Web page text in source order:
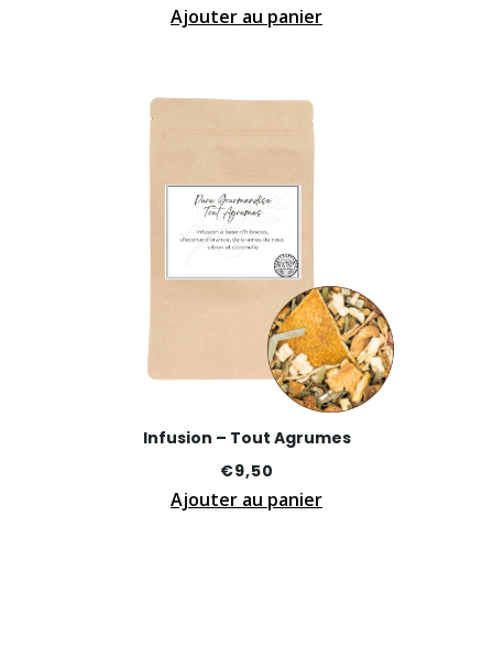
Ajouter au panier
Infusion – Tout Agrumes
€9,50
Ajouter au panier